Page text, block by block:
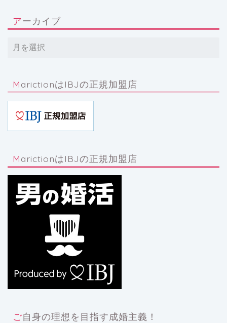
アーカイブ
MarictionはIBJの正規加盟店
MarictionはIBJの正規加盟店
ご自身の理想を目指す成婚主義！